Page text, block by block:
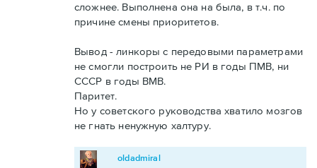
сложнее. Выполнена она на была, в т.ч. по
причине смены приоритетов.
Вывод - линкоры с передовыми параметрами
не смогли построить не РИ в годы ПМВ, ни
СССР в годы ВМВ.
Паритет.
Но у советского руководства хватило мозгов
не гнать ненужную халтуру.
oldadmiral